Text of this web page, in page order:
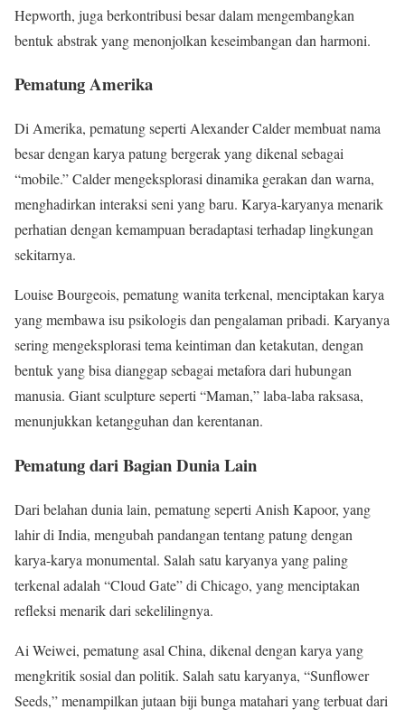
Hepworth, juga berkontribusi besar dalam mengembangkan
bentuk abstrak yang menonjolkan keseimbangan dan harmoni.
Pematung Amerika
Di Amerika, pematung seperti Alexander Calder membuat nama
besar dengan karya patung bergerak yang dikenal sebagai
“mobile.” Calder mengeksplorasi dinamika gerakan dan warna,
menghadirkan interaksi seni yang baru. Karya-karyanya menarik
perhatian dengan kemampuan beradaptasi terhadap lingkungan
sekitarnya.
Louise Bourgeois, pematung wanita terkenal, menciptakan karya
yang membawa isu psikologis dan pengalaman pribadi. Karyanya
sering mengeksplorasi tema keintiman dan ketakutan, dengan
bentuk yang bisa dianggap sebagai metafora dari hubungan
manusia. Giant sculpture seperti “Maman,” laba-laba raksasa,
menunjukkan ketangguhan dan kerentanan.
Pematung dari Bagian Dunia Lain
Dari belahan dunia lain, pematung seperti Anish Kapoor, yang
lahir di India, mengubah pandangan tentang patung dengan
karya-karya monumental. Salah satu karyanya yang paling
terkenal adalah “Cloud Gate” di Chicago, yang menciptakan
refleksi menarik dari sekelilingnya.
Ai Weiwei, pematung asal China, dikenal dengan karya yang
mengkritik sosial dan politik. Salah satu karyanya, “Sunflower
Seeds,” menampilkan jutaan biji bunga matahari yang terbuat dari